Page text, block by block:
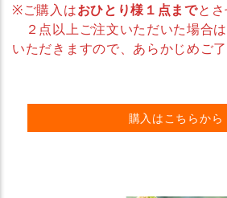
※ご購入はおひとり様１点までとさ
２点以上ご注文いただいた場合
いただきますので、あらかじめご了
購入はこちらから